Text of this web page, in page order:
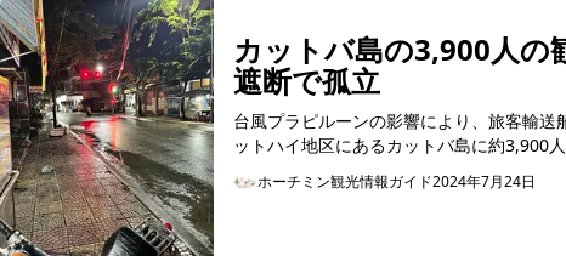
カットバ島の3,900人の
遮断で孤立
台風プラピルーンの影響により、旅客輸
ットハイ地区にあるカットバ島に約3,900
ホーチミン観光情報ガイド2024年7月24日